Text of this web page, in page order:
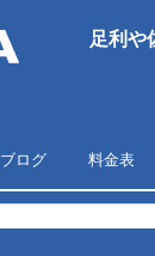
足利や
ブログ 料金表